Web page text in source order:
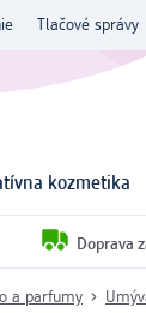
Tlačové správy
kozmetika
Doprava
a parfumy